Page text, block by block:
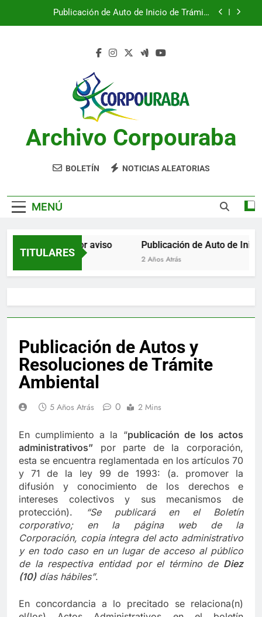
Publicación de Auto de Inicio de Trámite
Notificación por aviso
Publicación de Auto de Inicio de Trámite
Publicación de Auto de Inicio de Trámite
CITACIONES
Archivo Corpouraba
BOLETÍN NOTICIAS ALEATORIAS
MENÚ
TITULARES
Notificación por aviso
2 Años Atrás
Publicación de Auto de Inicio
2 Años Atrás
Publicación de Autos y
Resoluciones de Trámite
Ambiental
5 Años Atrás 0 2 Mins
En cumplimiento a la “publicación de los actos
administrativos” por parte de la corporación,
esta se encuentra reglamentada en los artículos 70
y 71 de la ley 99 de 1993: (a. promover la
difusión y conocimiento de los derechos e
intereses colectivos y sus mecanismos de
protección).
“Se publicará en el Boletín
corporativo; en la página web de la
Corporación, copia íntegra del acto administrativo
y en todo caso en un lugar de acceso al público
de la respectiva entidad por el término de Diez
(10)días hábiles”.
En concordancia a lo precitado se relaciona(n)